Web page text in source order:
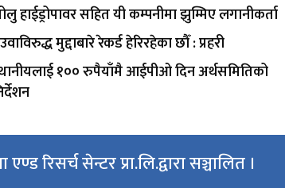
हाईड्रोपावर सहित यी कम्पनीमा झुम्मिए लगानीकर्ता
मुद्दाबारे रेकर्ड हेरिरहेका छौँ : प्रहरी
१०० रुपैयाँमै आईपीओ दिन अर्थसमितिको
एण्ड रिसर्च सेन्टर प्रा.लि.द्वारा सञ्चालित ।